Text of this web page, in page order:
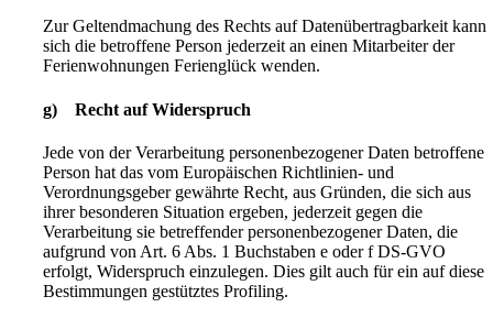
Zur Geltendmachung des Rechts auf Datenübertragbarkeit kann
sich die betroffene Person jederzeit an einen Mitarbeiter der
Ferienwohnungen Ferienglück wenden.
g) Recht auf Widerspruch
Jede von der Verarbeitung personenbezogener Daten betroffene
Person hat das vom Europäischen Richtlinien- und
Verordnungsgeber gewährte Recht, aus Gründen, die sich aus
ihrer besonderen Situation ergeben, jederzeit gegen die
Verarbeitung sie betreffender personenbezogener Daten, die
aufgrund von Art. 6 Abs. 1 Buchstaben e oder f DS-GVO
erfolgt, Widerspruch einzulegen. Dies gilt auch für ein auf diese
Bestimmungen gestütztes Profiling.